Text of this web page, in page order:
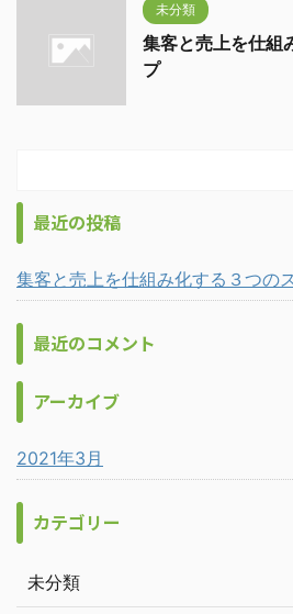
未分類
集客と売上を仕組
プ
最近の投稿
集客と売上を仕組み化する３つの
最近のコメント
アーカイブ
2021年3月
カテゴリー
未分類